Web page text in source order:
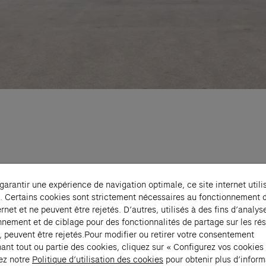
création en 1984 par Alain Dominique
de la Maison Cartier, elle expose des
en décloisonnant les pratiques et les
Constituée au fil d’une programmation à
sa collection est le reflet de sa
une expérience de navigation optimale, ce site internet
Certains cookies sont strictement nécessaires au fonctionnement
et ne peuvent être rejetés. D’autres, utilisés à des fins
et de ciblage pour des fonctionnalités de partage sur les
peuvent être rejetés.Pour modifier ou retirer votre consentement
tout ou partie des cookies, cliquez sur « Configurez vos cookies
notre Politique d’utilisation des cookies pour obtenir plus